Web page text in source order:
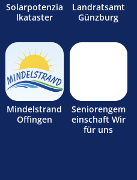
Solarpotenzia
lkataster
Landratsamt
Günzburg
Mindelstrand
Offingen
Seniorengem
einschaft Wir
für uns